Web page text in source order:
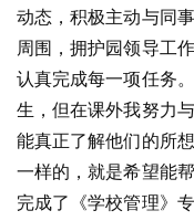
动态，积极主动与同
周围，拥护园领导工
认真完成每一项任务
生，但在课外我努力
能真正了解他们的所
一样的，就是希望能
完成了《学校管理》